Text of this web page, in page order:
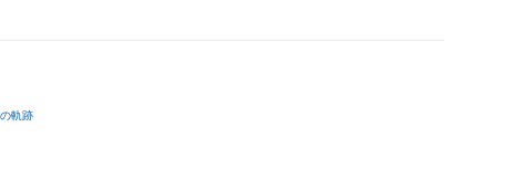
軌跡